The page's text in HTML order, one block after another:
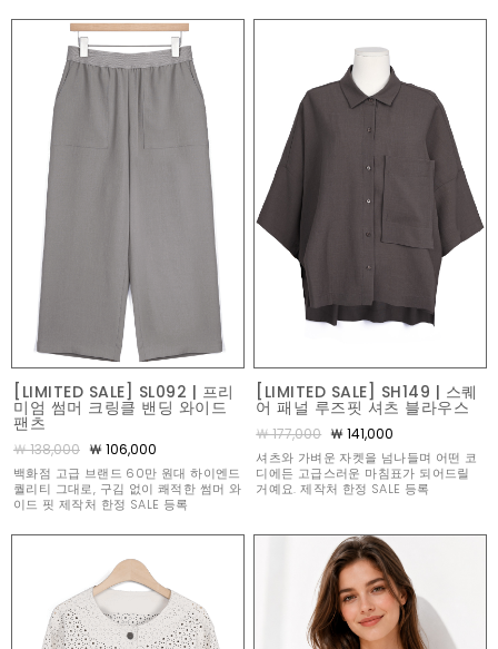
[LIMITED SALE] SL092 | 프리
미엄 썸머 크링클 밴딩 와이드
팬츠
￦ 138,000 ￦ 106,000
백화점 고급 브랜드 60만 원대 하이엔드
퀄리티 그대로, 구김 없이 쾌적한 썸머 와
이드 핏 제작처 한정 SALE 등록
[LIMITED SALE] SH149 | 스퀘
어 패널 루즈핏 셔츠 블라우스
￦ 177,000 ￦ 141,000
셔츠와 가벼운 자켓을 넘나들며 어떤 코
디에든 고급스러운 마침표가 되어드릴
거예요. 제작처 한정 SALE 등록